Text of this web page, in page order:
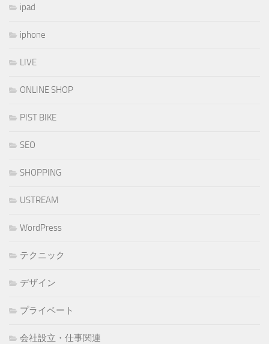
ipad
iphone
LIVE
ONLINE SHOP
PIST BIKE
SEO
SHOPPING
USTREAM
WordPress
テクニック
デザイン
プライベート
会社設立・仕事関連